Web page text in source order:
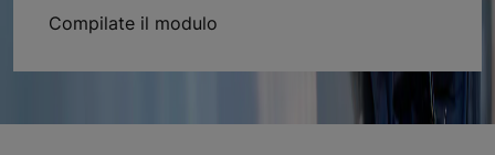
Compilate il modulo